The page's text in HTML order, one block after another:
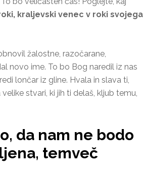
kraljevski venec v roki svojega
žalostne, razočarane,
novo ime. To bo Bog naredil iz nas
lončar iz gline. Hvala in slava ti,
stvari, ki jih ti delaš, kljub temu,
da nam ne bodo
temveč